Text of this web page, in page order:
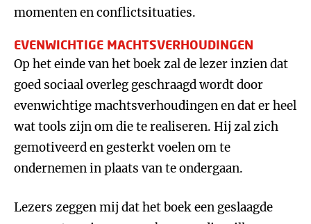
momenten en conflictsituaties.
EVENWICHTIGE MACHTSVERHOUDINGEN
Op het einde van het boek zal de lezer inzien dat
goed sociaal overleg geschraagd wordt door
evenwichtige machtsverhoudingen en dat er heel
wat tools zijn om die te realiseren. Hij zal zich
gemotiveerd en gesterkt voelen om te
ondernemen in plaats van te ondergaan.
Lezers zeggen mij dat het boek een geslaagde